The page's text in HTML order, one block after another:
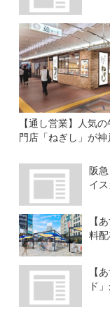
【通し営業】人気
門店「ねぎし」が神
「想像しただけで
く…」SNSで喜びの
阪
イ
【
料
【
ド